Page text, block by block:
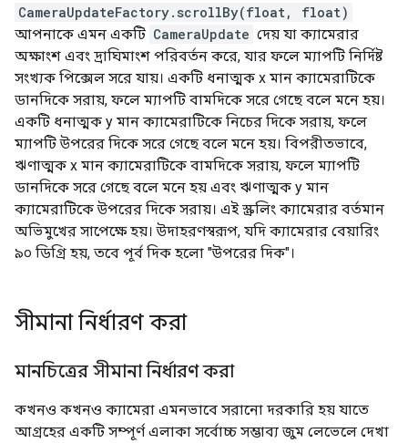
CameraUpdateFactory.scrollBy(float, float)
আপনাকে এমন একটি CameraUpdate দেয় যা ক্যামেরার
অক্ষাংশ এবং দ্রাঘিমাংশ পরিবর্তন করে, যার ফলে ম্যাপটি নির্দিষ্ট
সংখ্যক পিক্সেল সরে যায়। একটি ধনাত্মক x মান ক্যামেরাটিকে
ডানদিকে সরায়, ফলে ম্যাপটি বামদিকে সরে গেছে বলে মনে হয়।
একটি ধনাত্মক y মান ক্যামেরাটিকে নিচের দিকে সরায়, ফলে
ম্যাপটি উপরের দিকে সরে গেছে বলে মনে হয়। বিপরীতভাবে,
ঋণাত্মক x মান ক্যামেরাটিকে বামদিকে সরায়, ফলে ম্যাপটি
ডানদিকে সরে গেছে বলে মনে হয় এবং ঋণাত্মক y মান
ক্যামেরাটিকে উপরের দিকে সরায়। এই স্ক্রলিং ক্যামেরার বর্তমান
অভিমুখের সাপেক্ষে হয়। উদাহরণস্বরূপ, যদি ক্যামেরার বেয়ারিং
৯০ ডিগ্রি হয়, তবে পূর্ব দিক হলো "উপরের দিক"।
সীমানা নির্ধারণ করা
মানচিত্রের সীমানা নির্ধারণ করা
কখনও কখনও ক্যামেরা এমনভাবে সরানো দরকারি হয় যাতে
আগ্রহের একটি সম্পূর্ণ এলাকা সর্বোচ্চ সম্ভাব্য জুম লেভেলে দেখা